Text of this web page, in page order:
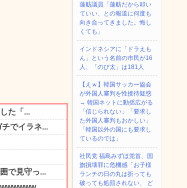
蓮舫議員「蓮舫だから叩い
ていい、との報道に何度も
向き合ってきました。悔し
くても」
インドネシアに「ドラえも
ん」という名前の市民が16
人、「のび太」は181人
【えｗ】韓国サッカー協会
が外国人審判を性接待疑惑
→ 韓国ネットに動揺広がる
「信じられない」「要求し
た外国人審判もおかしい」
「韓国以外の国にも要求し
ているのでは」
社民党 福島みずほ党首、国
旗損壊罪に危機感「お子様
ランチの日の丸は折っても
破っても処罰されない、 ど